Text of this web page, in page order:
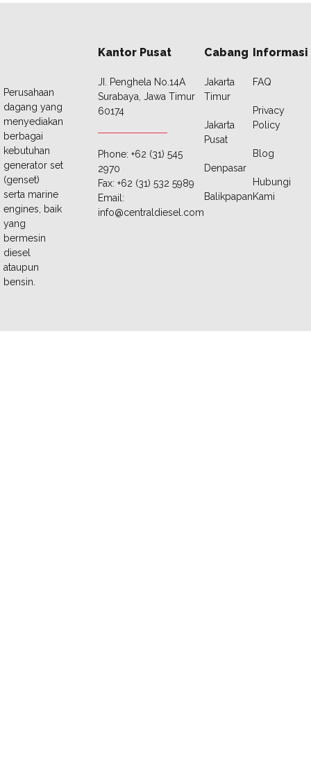
Perusahaan
dagang yang
menyediakan
berbagai
kebutuhan
generator set
(genset)
serta marine
engines, baik
yang
bermesin
diesel
ataupun
bensin.
Kantor Pusat
JI. Penghela No.14A
Surabaya, Jawa Timur
60174
Phone: +62 (31) 545
2970
Fax: +62 (31) 532 5989
Email:
info@centraldiesel.com
Cabang
Jakarta
Timur
Jakarta
Pusat
Denpasar
Balikpapan
Informasi
FAQ
Privacy
Policy
Blog
Hubungi
Kami